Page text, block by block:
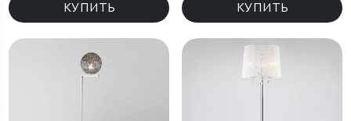
КУПИТЬ КУПИТЬ